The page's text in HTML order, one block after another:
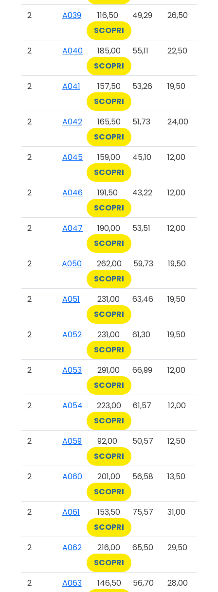
2
A039 116,50 49,29
26,50
SCOPRI
2
A040 185,00 55,11
22,50
SCOPRI
2
A041 157,50 53,26
19,50
SCOPRI
2
A042 165,50 51,73
24,00
SCOPRI
2
A045 159,00 45,10
12,00
SCOPRI
2
A046 191,50 43,22
12,00
SCOPRI
2
A047 190,00 53,51
12,00
SCOPRI
2
A050 262,00 59,73
19,50
SCOPRI
2
A051 231,00 63,46
19,50
SCOPRI
2
A052 231,00 61,30
19,50
SCOPRI
2
A053 291,00 66,99
12,00
SCOPRI
2
A054 223,00 61,57
12,00
SCOPRI
2
A059 92,00 50,57
12,50
SCOPRI
2
A060 201,00 56,58
13,50
SCOPRI
2
A061 153,50 75,57
31,00
SCOPRI
2
A062 216,00 65,50
29,50
SCOPRI
2
A063 146,50 56,70
28,00